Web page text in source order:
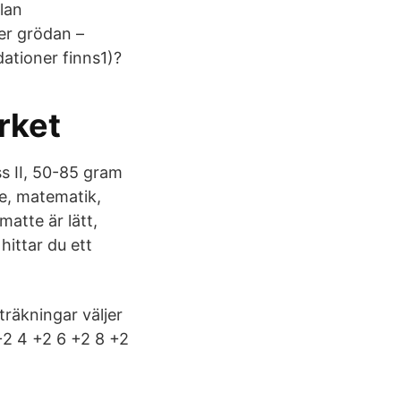
grödan –
finns1)?
II, 50-85 gram
matematik,
är lätt,
hittar du ett
väljer
4 +2 6 +2 8 +2